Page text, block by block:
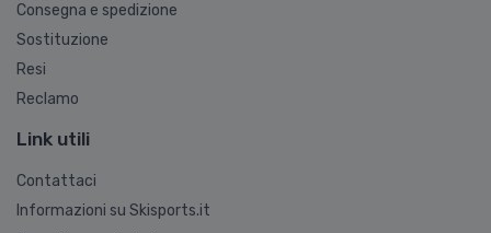
Consegna e spedizione
Sostituzione
Resi
Reclamo
Link utili
Contattaci
Informazioni su Skisports.it